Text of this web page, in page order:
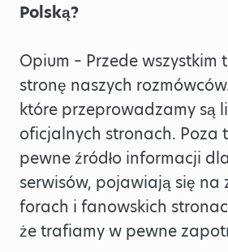
Polską?
Opium – Przede wszystkim
stronę naszych
które przeprowadzamy są
oficjalnych stronach. Poza
pewne źródło informacji
serwisów, pojawiają się na
forach i fanowskich
że trafiamy w pewne